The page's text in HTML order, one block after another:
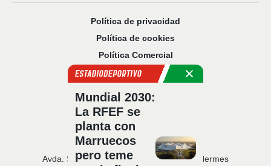
Política de privacidad
Política de cookies
Política Comercial
Aviso legal
Sobre nosotros
Código Ético
Avda. San Francisco Javier, 22 · Edificio Hermes
Mundial 2030:
La RFEF se
planta con
Marruecos
pero teme